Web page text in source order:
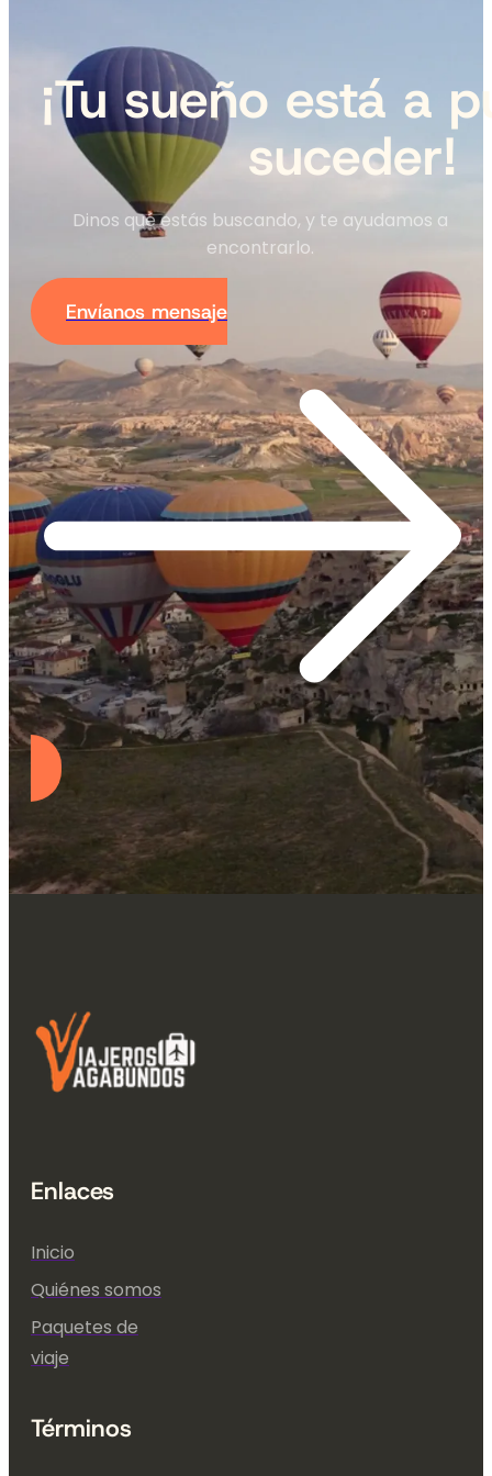
¡Tu sueño está a
suceder!
Dinos qué estás buscando, y te ayudamos a
encontrarlo.
Envíanos mensaje
Enlaces
Inicio
Quiénes somos
Paquetes de
viaje
Términos